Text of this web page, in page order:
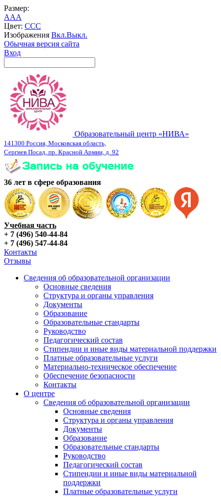
Размер:
AAA
Цвет: CCC
Изображения Вкл.Выкл.
Обычная версия сайта
Вход
Образовательный центр «НИВА»
141300 Россия, Московская область,
Сергиев Посад, пр. Красной Армии, д. 92
36 лет в сфере образования
Учебная часть
+ 7 (496) 540-44-84
+ 7 (496) 547-44-84
Контакты
Отзывы
Сведения об образовательной организации
Основные сведения
Структура и органы управления
Документы
Образование
Образовательные стандарты
Руководство
Педагогический состав
Стипендии и иные виды материальной поддержки
Платные образовательные услуги
Материально-техническое обеспечение
Обеспечение безопасности
Контакты
О центре
Сведения об образовательной организации
Основные сведения
Структура и органы управления
Документы
Образование
Образовательные стандарты
Руководство
Педагогический состав
Стипендии и иные виды материальной
поддержки
Платные образовательные услуги